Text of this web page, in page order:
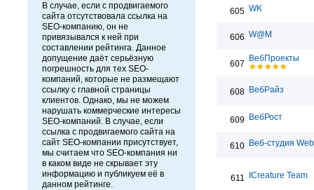
В случае, если с продвигаемого
сайта отсутствовала ссылка на
SEO-компанию, он не
привязывался к ней при
составлении рейтинга. Данное
допущение даёт серьёзную
погрешность для тех SEO-
компаний, которые не размещают
ссылку с главной страницы
клиентов. Однако, мы не можем
нарушать коммерческие интересы
SEO-компаний. В случае, если
ссылка с продвигаемого сайта на
сайт SEO-компании присутствует,
мы считаем что SEO-компания ни
в каком виде не скрывает эту
информацию и публикуем её в
данном рейтинге.
605 WK
606 W@M
607
ВебПроекты
608 ВебРайз
609 ВебРост
610 Веб-студия
611 ICreature Team